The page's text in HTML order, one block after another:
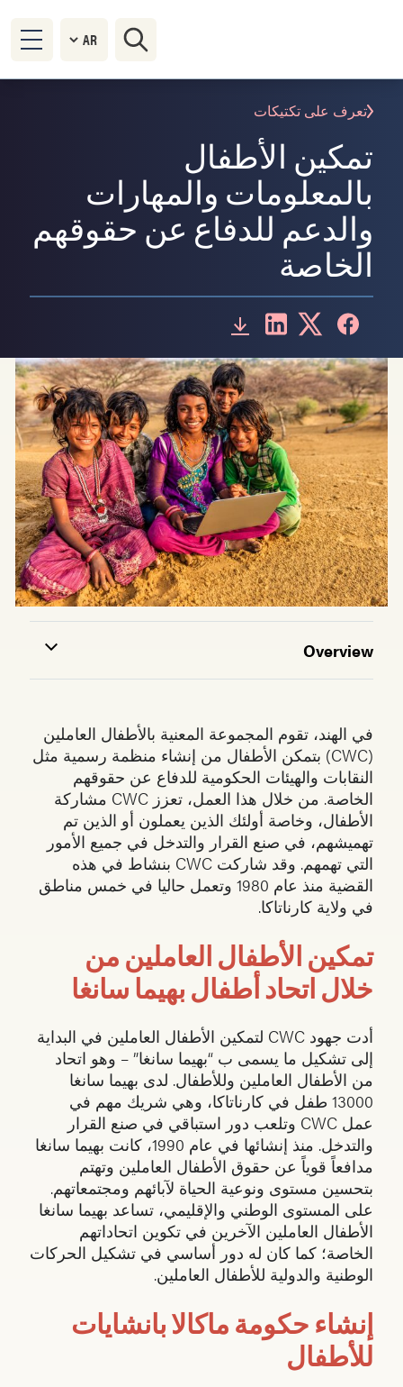
تعرف على تكتيكات
تمكين الأطفال
بالمعلومات والمهارات
والدعم للدفاع عن حقوقهم
الخاصة
Overview
في الهند، تقوم المجموعة المعنية بالأطفال العاملين
(CWC) بتمكن الأطفال من إنشاء منظمة رسمية مثل
النقابات والهيئات الحكومية للدفاع عن حقوقهم
الخاصة. من خلال هذا العمل، تعزز CWC مشاركة
الأطفال، وخاصة أولئك الذين يعملون أو الذين تم
تهميشهم، في صنع القرار والتدخل في جميع الأمور
التي تهمهم. وقد شاركت CWC بنشاط في هذه
القضية منذ عام 1980 وتعمل حاليا في خمس مناطق
في ولاية كارناتاكا.
تمكين الأطفال العاملين من
خلال اتحاد أطفال بهيما سانغا
أدت جهود CWC لتمكين الأطفال العاملين في البداية
إلى تشكيل ما يسمى ب “بهيما سانغا” – وهو اتحاد
من الأطفال العاملين وللأطفال. لدى بهيما سانغا
13000 طفل في كارناتاكا، وهي شريك مهم في
عمل CWC وتلعب دور استباقي في صنع القرار
والتدخل. منذ إنشائها في عام 1990، كانت بهيما سانغا
مدافعاً قوياً عن حقوق الأطفال العاملين وتهتم
بتحسين مستوى ونوعية الحياة لآبائهم ومجتمعاتهم.
على المستوى الوطني والإقليمي، تساعد بهيما سانغا
الأطفال العاملين الآخرين في تكوين اتحاداتهم
الخاصة؛ كما كان له دور أساسي في تشكيل الحركات
الوطنية والدولية للأطفال العاملين.
إنشاء حكومة ماكالا بانشايات
للأطفال